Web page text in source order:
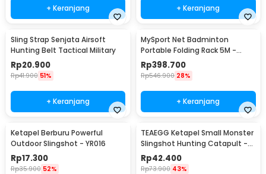
+ Keranjang + Keranjang
Sling Strap Senjata Airsoft
Hunting Belt Tactical Military
Rp20.900
Rp41.900 51%
+ Keranjang
MySport Net Badminton
Portable Folding Rack 5M -
T300
Rp398.700
Rp546.900 28%
+ Keranjang
Ketapel Berburu Powerful
Outdoor Slingshot - YR016
Rp17.300
Rp35.900 52%
TEAEGG Ketapel Small Monster
Slingshot Hunting Catapult -
JH8171
Rp42.400
Rp73.900 43%